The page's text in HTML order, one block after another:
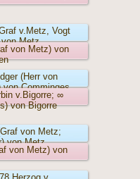
v.Metz, Vogt
Metz
von Metz) von
(Herr von
von Comminges
v.Bigorre; ∞
von Bigorre
von Metz;
von Metz
von Metz) von